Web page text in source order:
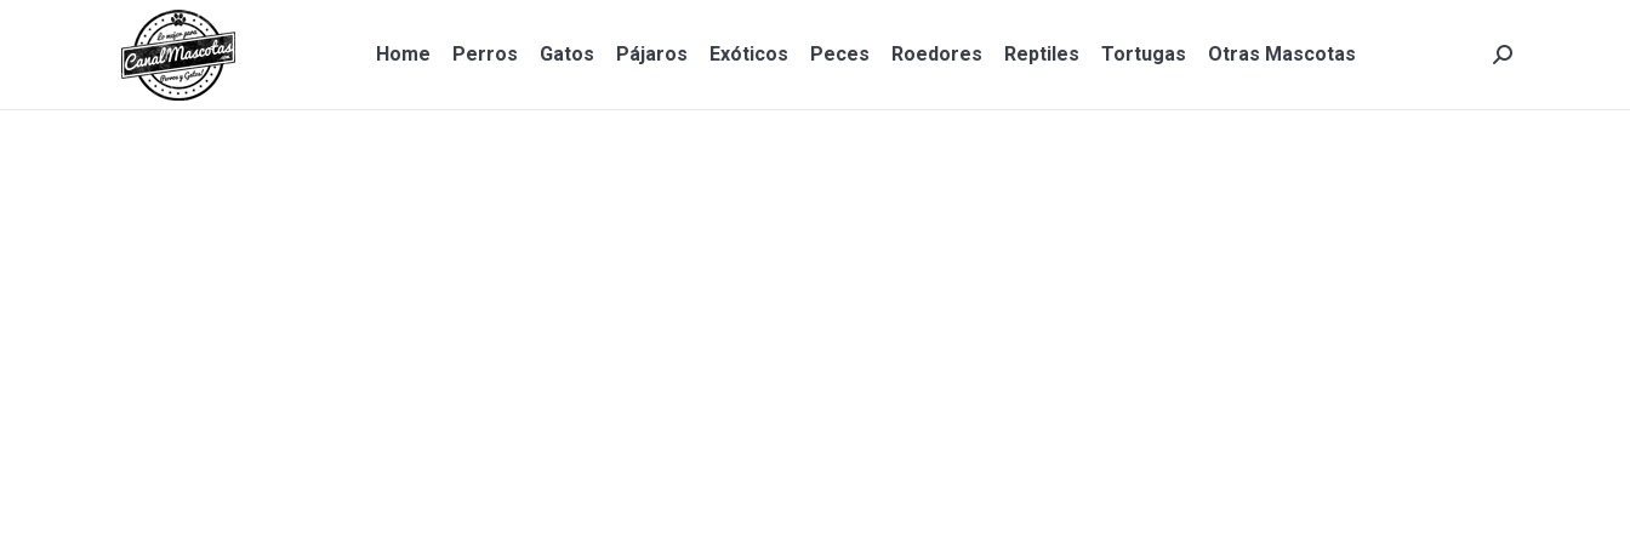
Home Perros Gatos Pájaros Exóticos Peces Roedores Reptiles Tortugas Otras Mascotas Search:
Home Perros Gatos Pájaros Exóticos Peces Roedores Reptiles Tortugas Otras Mascotas Search: